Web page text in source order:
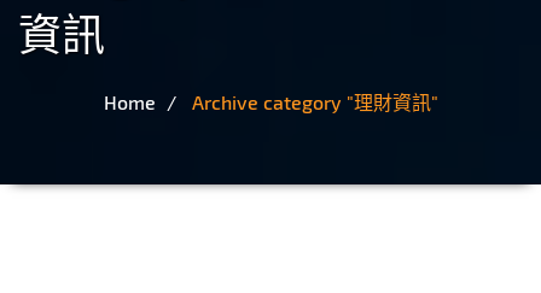
資訊
Home Archive category "理財資訊"